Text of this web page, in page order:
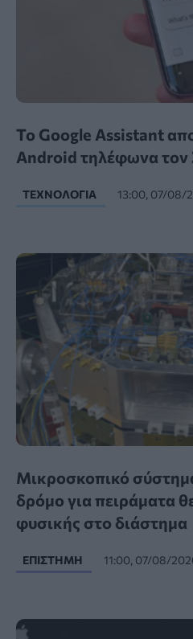
Το Google Assistant
Android τηλέφωνα τον
ΤΕΧΝΟΛΟΓΊΑ 13:00, 07/08/
Μικροσκοπικό
δρόμο για πειράματα
φυσικής στο διάστημα
ΕΠΙΣΤΉΜΗ 11:00, 07/08/